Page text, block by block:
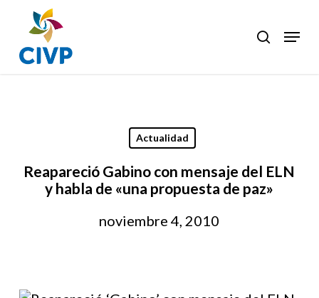
main
content
search
Menu
Actualidad
Reapareció Gabino con mensaje del ELN
y habla de «una propuesta de paz»
noviembre 4, 2010
Close